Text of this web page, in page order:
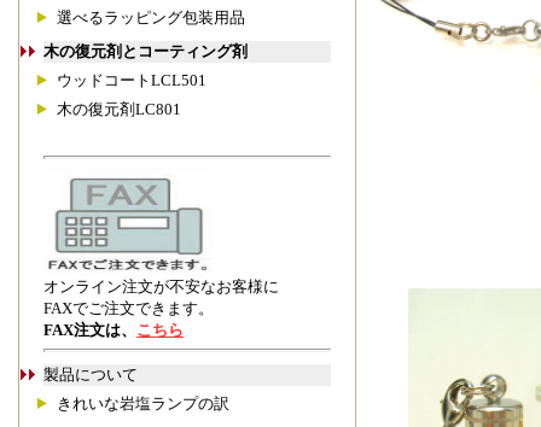
選べるラッピング包装用品
木の復元剤とコーティング剤
ウッドコートLCL501
木の復元剤LC801
オンライン注文が不安なお客様に
FAXでご注文できます。
FAX注文は、 こちら
製品について
きれいな岩塩ランプの訳